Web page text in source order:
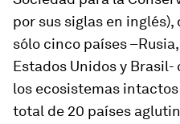
por sus siglas en inglés),
sólo cinco países
Estados Unidos y
los ecosistemas intactos
total de 20 países